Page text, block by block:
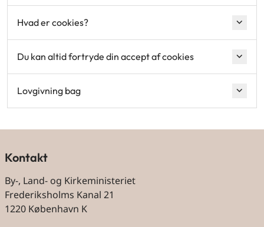
Hvad er cookies?
Du kan altid fortryde din accept af cookies
Lovgivning bag
Kontakt
By-, Land- og Kirkeministeriet
Frederiksholms Kanal 21
1220 København K